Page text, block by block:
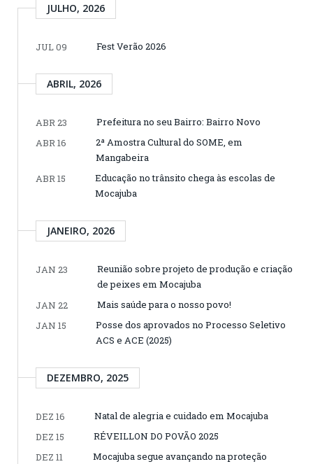
JULHO, 2026
JUL 09 Fest Verão 2026
ABRIL, 2026
ABR 23
Prefeitura no seu Bairro: Bairro Novo
ABR 16
2ª Amostra Cultural do SOME, em
Mangabeira
ABR 15
Educação no trânsito chega às escolas de
Mocajuba
JANEIRO, 2026
JAN 23
Reunião sobre projeto de produção e criação
de peixes em Mocajuba
JAN 22
Mais saúde para o nosso povo!
JAN 15
Posse dos aprovados no Processo Seletivo
ACS e ACE (2025)
DEZEMBRO, 2025
DEZ 16
Natal de alegria e cuidado em Mocajuba
DEZ 15
RÉVEILLON DO POVÃO 2025
DEZ 11
Mocajuba segue avançando na proteção